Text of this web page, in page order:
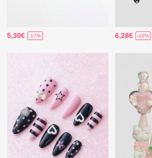
5,30€ -17% 6,28€ -10%